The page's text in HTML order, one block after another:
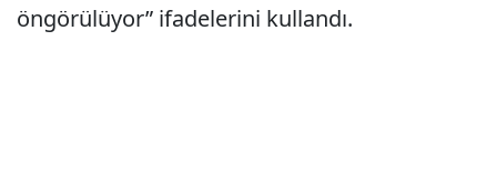
öngörülüyor” ifadelerini kullandı.